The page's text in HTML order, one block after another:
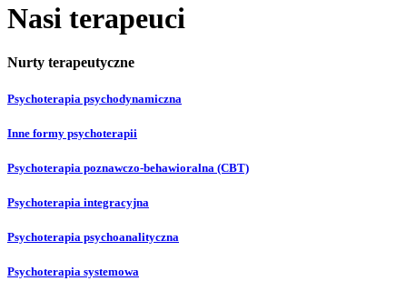
Nasi terapeuci
Nurty terapeutyczne
Psychoterapia psychodynamiczna
Inne formy psychoterapii
Psychoterapia poznawczo-behawioralna (CBT)
Psychoterapia integracyjna
Psychoterapia psychoanalityczna
Psychoterapia systemowa